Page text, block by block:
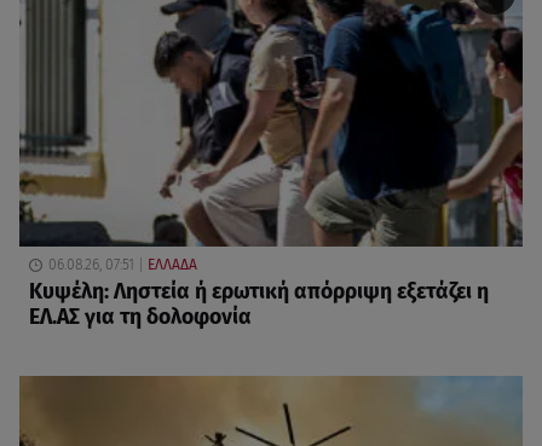
06.08.26, 07:51 ΕΛΛΑΔΑ
Κυψέλη: Ληστεία ή ερωτική απόρριψη εξετάζει η
ΕΛ.ΑΣ για τη δολοφονία